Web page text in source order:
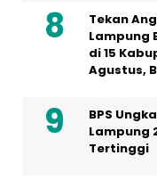
Tekan
Lampung
di 15
Agustus,
BPS
Lampung
Tertinggi